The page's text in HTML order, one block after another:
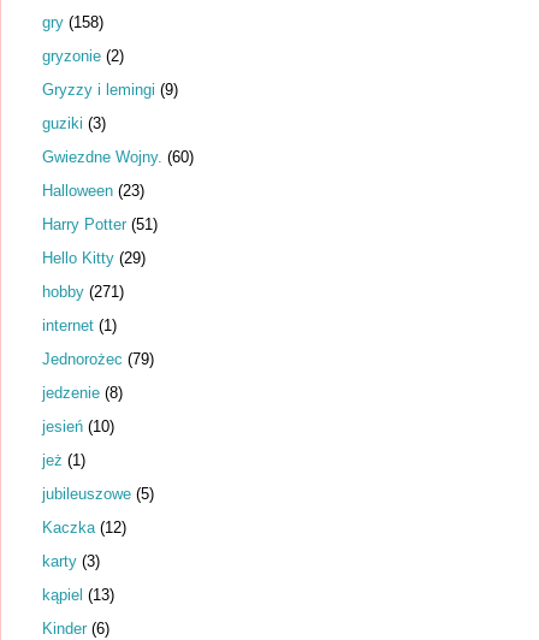
gry (158)
gryzonie (2)
Gryzzy i lemingi (9)
guziki (3)
Gwiezdne Wojny. (60)
Halloween (23)
Harry Potter (51)
Hello Kitty (29)
hobby (271)
internet (1)
Jednorożec (79)
jedzenie (8)
jesień (10)
jeż (1)
jubileuszowe (5)
Kaczka (12)
karty (3)
kąpiel (13)
Kinder (6)